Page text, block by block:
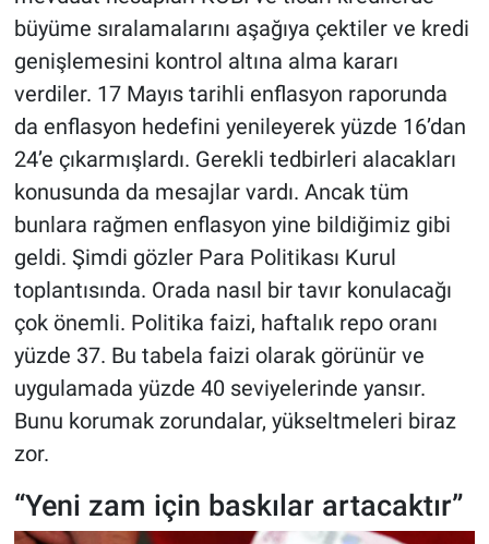
büyüme sıralamalarını aşağıya çektiler ve kredi
genişlemesini kontrol altına alma kararı
verdiler. 17 Mayıs tarihli enflasyon raporunda
da enflasyon hedefini yenileyerek yüzde 16’dan
24’e çıkarmışlardı. Gerekli tedbirleri alacakları
konusunda da mesajlar vardı. Ancak tüm
bunlara rağmen enflasyon yine bildiğimiz gibi
geldi. Şimdi gözler Para Politikası Kurul
toplantısında. Orada nasıl bir tavır konulacağı
çok önemli. Politika faizi, haftalık repo oranı
yüzde 37. Bu tabela faizi olarak görünür ve
uygulamada yüzde 40 seviyelerinde yansır.
Bunu korumak zorundalar, yükseltmeleri biraz
zor.
“Yeni zam için baskılar artacaktır”